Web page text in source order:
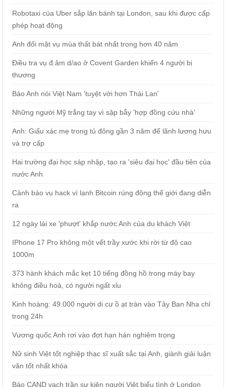
Robotaxi của Uber sắp lăn bánh tại London, sau khi được cấp
phép hoạt động
Anh đối mặt vụ mùa thất bát nhất trong hơn 40 năm
Điều tra vụ đ.âm d/ao ở Covent Garden khiến 4 người bị
thương
Báo Anh nói Việt Nam 'tuyệt vời hơn Thái Lan'
Những người Mỹ trắng tay vì sập bẫy 'hợp đồng cứu nhà'
Anh: Giấu xác mẹ trong tủ đông gần 3 năm để lãnh lương hưu
và trợ cấp
Hai trường đại học sáp nhập, tạo ra 'siêu đại học' đầu tiên của
nước Anh
Cảnh báo vụ hack ví lạnh Bitcoin rúng động thế giới đang diễn
ra
12 ngày lái xe 'phượt' khắp nước Anh của du khách Việt
IPhone 17 Pro không một vết trầy xước khi rời từ độ cao
1000m
373 hành khách mắc kẹt 10 tiếng đồng hồ trong máy bay
không điều hoà, có người ngất xỉu
Kinh hoàng: 49.000 người di cư ồ ạt tràn vào Tây Ban Nha chỉ
trong 24h
Vương quốc Anh rơi vào đợt hạn hán nghiêm trọng
Nữ sinh Việt tốt nghiệp thạc sĩ xuất sắc tại Anh, giành giải luận
văn tốt nhất khóa
Báo CAND vạch trần sự kiện người Việt biểu tình ở London